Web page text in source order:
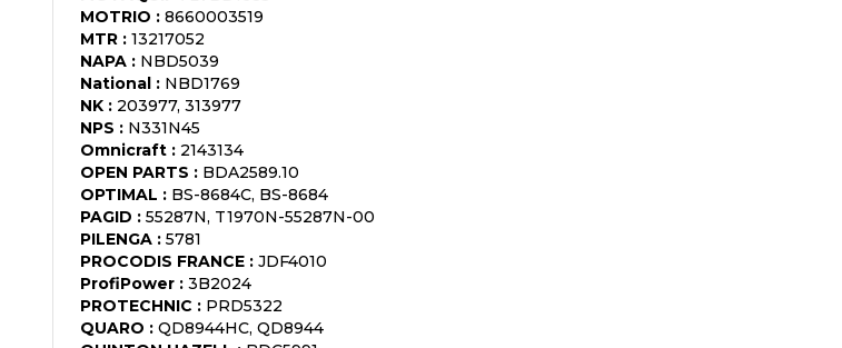
MOTRIO : 8660003519
MTR : 13217052
NAPA : NBD5039
National : NBD1769
NK : 203977, 313977
NPS : N331N45
Omnicraft : 2143134
OPEN PARTS : BDA2589.10
OPTIMAL : BS-8684C, BS-8684
PAGID : 55287N, T1970N-55287N-00
PILENGA : 5781
PROCODIS FRANCE : JDF4010
ProfiPower : 3B2024
PROTECHNIC : PRD5322
QUARO : QD8944HC, QD8944